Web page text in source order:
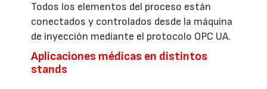
Todos los elementos del proceso están
conectados y controlados desde la máquina
de inyección mediante el protocolo OPC UA.
Aplicaciones médicas en distintos
stands